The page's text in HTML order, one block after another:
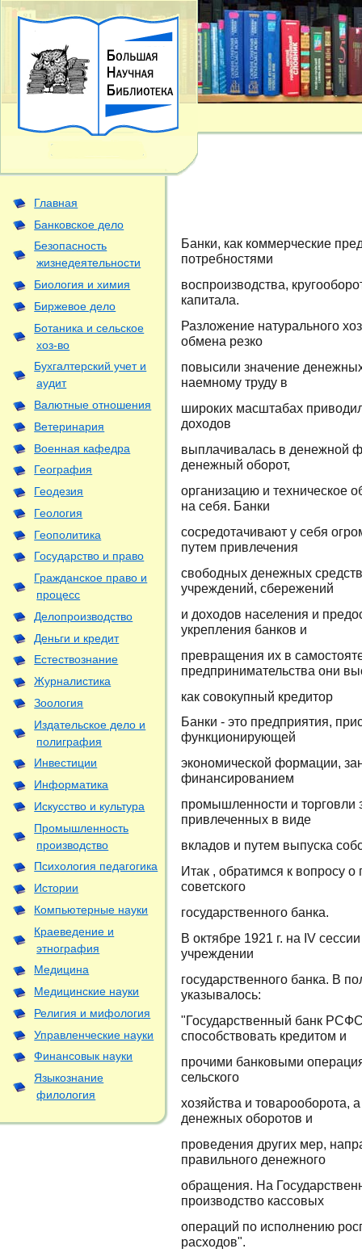
Главная
Банковское дело
Безопасность
жизнедеятельности
Биология и химия
Биржевое дело
Ботаника и сельское
хоз-во
Бухгалтерский учет и
аудит
Валютные отношения
Ветеринария
Военная кафедра
География
Геодезия
Геология
Геополитика
Государство и право
Гражданское право и
процесс
Делопроизводство
Деньги и кредит
Естествознание
Журналистика
Зоология
Издательское дело и
полиграфия
Инвестиции
Информатика
Искусство и культура
Промышленность
производство
Психология педагогика
Истории
Компьютерные науки
Краеведение и
этнография
Медицина
Медицинские науки
Религия и мифология
Управленческие науки
Финансовык науки
Языкознание
филология
Банки, как коммерческие
потребностями
воспроизводства,
капитала.
Разложение натурального
обмена резко
повысили значение
наемному труду в
широких масштабах
доходов
выплачивалась в денежной
денежный оборот,
организацию и техническое
на себя. Банки
сосредотачивают у себя
путем привлечения
свободных денежных
учреждений, сбережений
и доходов населения и
укрепления банков и
превращения их в
предпринимательства они
как совокупный кредитор
Банки - это предприятия,
функционирующей
экономической формации,
финансированием
промышленности и торговли
привлеченных в виде
вкладов и путем выпуска
Итак , обратимся к вопросу
советского
государственного банка.
В октябре 1921 г. на IV
учреждении
государственного банка. В
указывалось:
"Государственный банк
способствовать кредитом и
прочими банковыми
сельского
хозяйства и товарооборота,
денежных оборотов и
проведения других мер,
правильного денежного
обращения. На
производство кассовых
операций по исполнению
расходов".